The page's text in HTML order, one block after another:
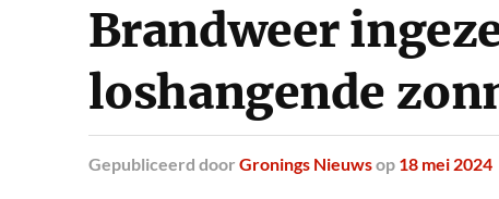
Brandweer
loshangende
Gepubliceerd door Gronings Nieuwsop 18 mei 2024